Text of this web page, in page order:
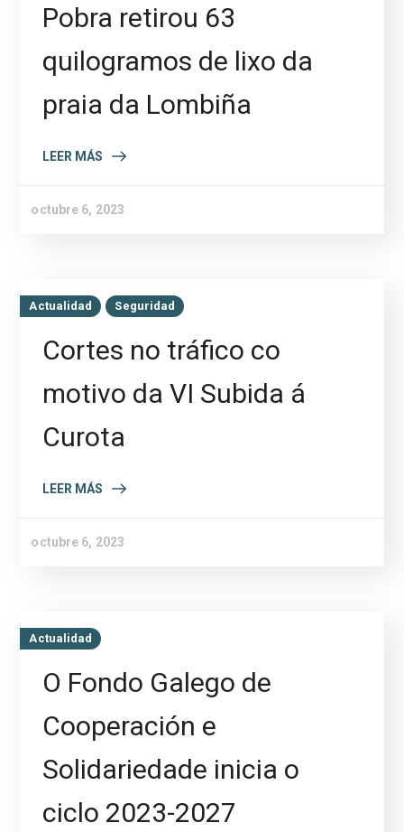
Pobra retirou 63
quilogramos de lixo da
praia da Lombiña
LEER MÁS
octubre 6, 2023
Actualidad Seguridad
Cortes no tráfico co
motivo da VI Subida á
Curota
LEER MÁS
octubre 6, 2023
Actualidad
O Fondo Galego de
Cooperación e
Solidariedade inicia o
ciclo 2023-2027